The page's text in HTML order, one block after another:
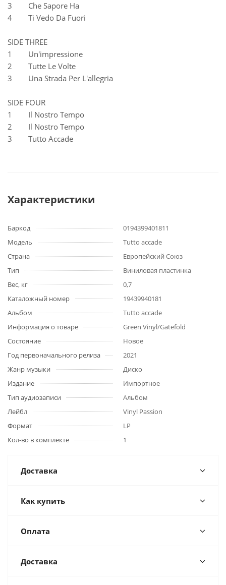
3 Che Sapore Ha
4 Ti Vedo Da Fuori
SIDE THREE
1 Un'impressione
2 Tutte Le Volte
3 Una Strada Per L'allegria
SIDE FOUR
1 Il Nostro Tempo
2 Il Nostro Tempo
3 Tutto Accade
Характеристики
Баркод
0194399401811
Модель
Tutto accade
Страна
Европейский Союз
Тип
Виниловая пластинка
Вес, кг
0,7
Каталожный номер
19439940181
Альбом
Tutto accade
Информация о товаре
Green Vinyl/Gatefold
Состояние
Новое
Год первоначального релиза
2021
Жанр музыки
Диско
Издание
Импортное
Тип аудиозаписи
Альбом
Лейбл
Vinyl Passion
Формат
LP
Кол-во в комплекте
1
Доставка
Как купить
Оплата
Доставка